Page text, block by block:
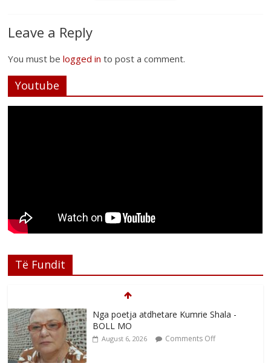
Leave a Reply
You must belogged in to post a comment.
Youtube
Të Fundit
Nga poetja atdhetare Kumrie Shala -
BOLL MO
August 6, 2026 Comments Off